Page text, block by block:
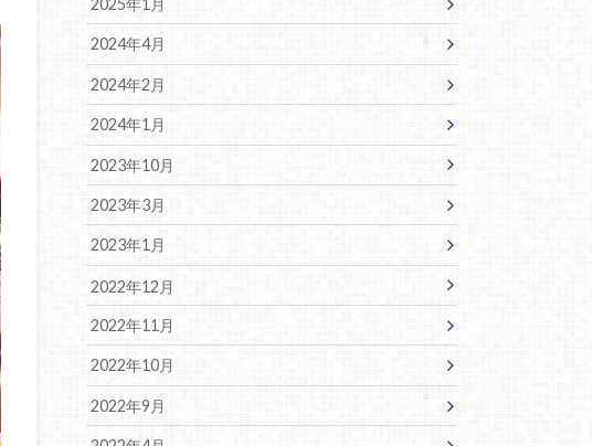
2025年1月
2024年4月
2024年2月
2024年1月
2023年10月
2023年3月
2023年1月
2022年12月
2022年11月
2022年10月
2022年9月